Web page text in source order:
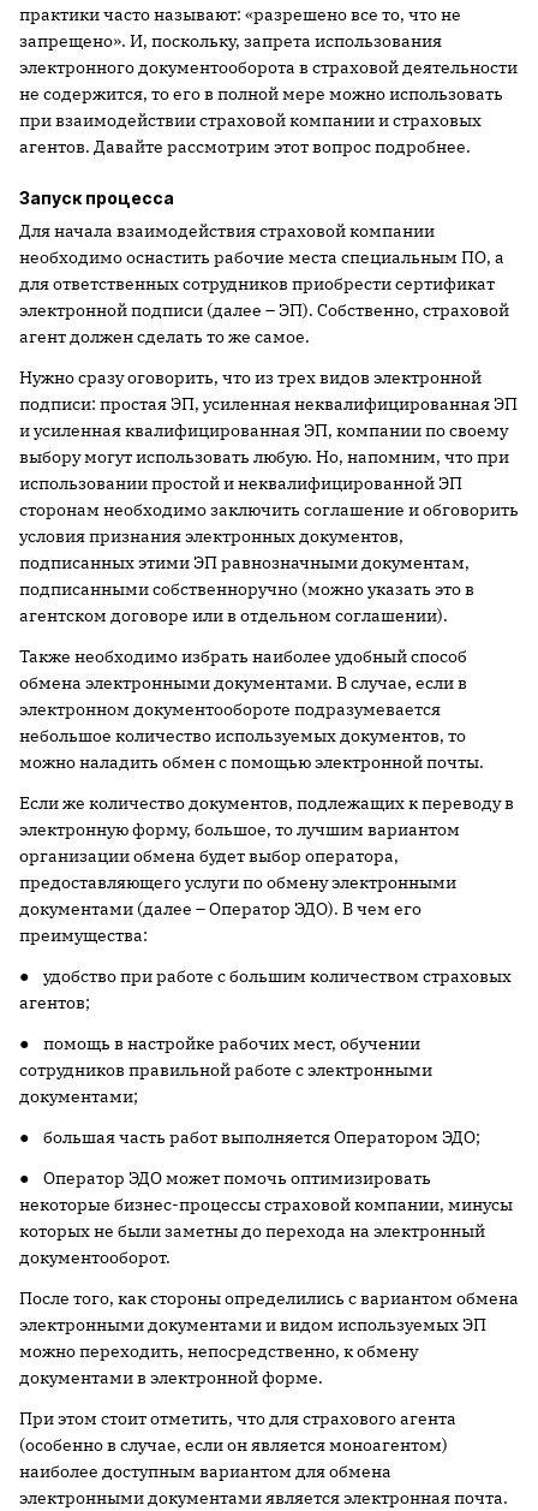
практики часто называют: «разрешено все то, что не
запрещено». И, поскольку, запрета использования
электронного документооборота в страховой деятельности
не содержится, то его в полной мере можно использовать
при взаимодействии страховой компании и страховых
агентов. Давайте рассмотрим этот вопрос подробнее.
Запуск процесса
Для начала взаимодействия страховой компании
необходимо оснастить рабочие места специальным ПО, а
для ответственных сотрудников приобрести сертификат
электронной подписи (далее – ЭП). Собственно, страховой
агент должен сделать то же самое.
Нужно сразу оговорить, что из трех видов электронной
подписи: простая ЭП, усиленная неквалифицированная ЭП
и усиленная квалифицированная ЭП, компании по своему
выбору могут использовать любую. Но, напомним, что при
использовании простой и неквалифицированной ЭП
сторонам необходимо заключить соглашение и обговорить
условия признания электронных документов,
подписанных этими ЭП равнозначными документам,
подписанными собственноручно (можно указать это в
агентском договоре или в отдельном соглашении).
Также необходимо избрать наиболее удобный способ
обмена электронными документами. В случае, если в
электронном документообороте подразумевается
небольшое количество используемых документов, то
можно наладить обмен с помощью электронной почты.
Если же количество документов, подлежащих к переводу в
электронную форму, большое, то лучшим вариантом
организации обмена будет выбор оператора,
предоставляющего услуги по обмену электронными
документами (далее – Оператор ЭДО). В чем его
преимущества:
● удобство при работе с большим количеством страховых
агентов;
● помощь в настройке рабочих мест, обучении
сотрудников правильной работе с электронными
документами;
● большая часть работ выполняется Оператором ЭДО;
● Оператор ЭДО может помочь оптимизировать
некоторые бизнес-процессы страховой компании, минусы
которых не были заметны до перехода на электронный
документооборот.
После того, как стороны определились с вариантом обмена
электронными документами и видом используемых ЭП
можно переходить, непосредственно, к обмену
документами в электронной форме.
При этом стоит отметить, что для страхового агента
(особенно в случае, если он является моноагентом)
наиболее доступным вариантом для обмена
электронными документами является электронная почта.